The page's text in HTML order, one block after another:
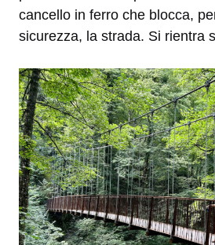
cancello in ferro che blocca,
sicurezza, la strada. Si rientra